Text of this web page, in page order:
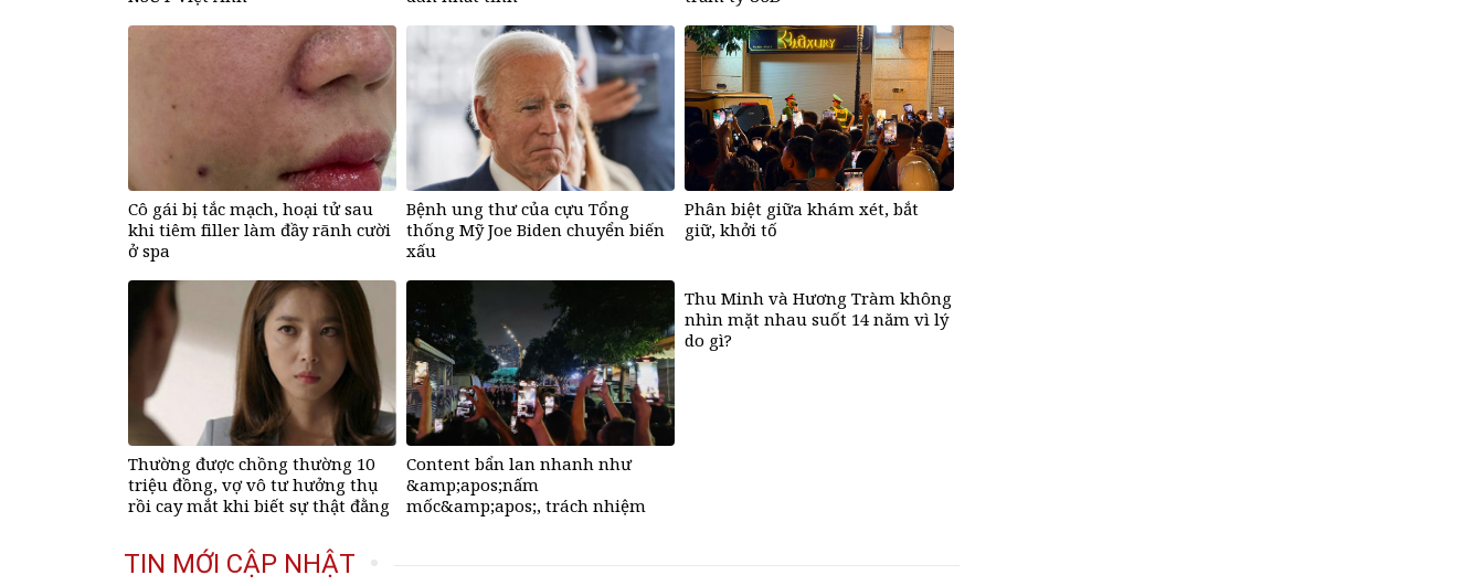
Cô gái bị tắc mạch, hoại tử sau
khi tiêm filler làm đầy rãnh cười
ở spa
Bệnh ung thư của cựu Tổng
thống Mỹ Joe Biden chuyển biến
xấu
Phân biệt giữa khám xét, bắt
giữ, khởi tố
Thường được chồng thường 10
triệu đồng, vợ vô tư hưởng thụ
rồi cay mắt khi biết sự thật đằng
Content bẩn lan nhanh như
&amp;apos;nấm
mốc&amp;apos;, trách nhiệm
Thu Minh và Hương Tràm không
nhìn mặt nhau suốt 14 năm vì lý
do gì?
TIN MỚI CẬP NHẬT